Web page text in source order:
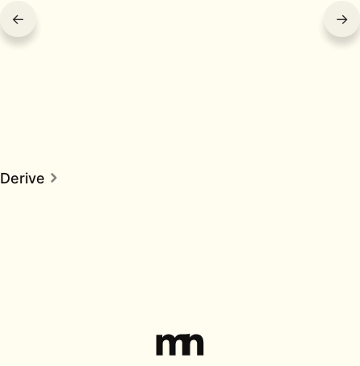
← →
Derive